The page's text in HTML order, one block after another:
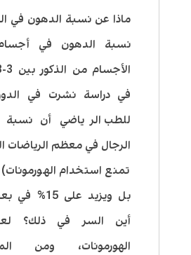
ماذا عن نسبة الدهون في
نسبة الدهون في أجسام
الأجسام من الذكور بين 3-8%
في دراسة نشرت في
للطب الرياضي أن نسبة
الرجال في معظم الرياضات
بل ويزيد على
أين السر في ذلك؟
الهورمونات، ومن